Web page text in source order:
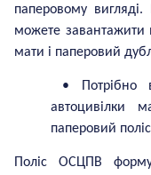
паперовому
можете
мати і паперовий
• Потрібно
паперовий
Поліс ОСЦПВ